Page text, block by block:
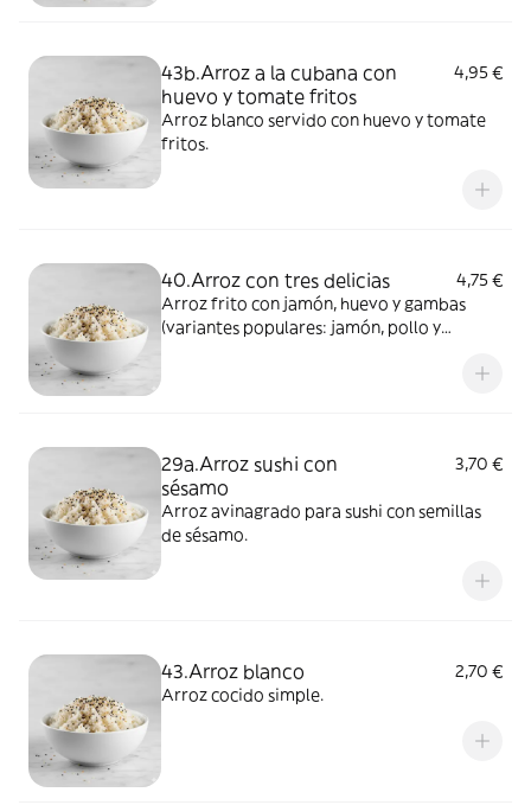
43b.Arroz a la cubana con
huevo y tomate fritos
4,95 €
Arroz blanco servido con huevo y tomate
fritos.
40.Arroz con tres delicias
4,75 €
Arroz frito con jamón, huevo y gambas
(variantes populares: jamón, pollo y
29a.Arroz sushi con
sésamo
3,70 €
Arroz avinagrado para sushi con semillas
de sésamo.
43.Arroz blanco
2,70 €
Arroz cocido simple.